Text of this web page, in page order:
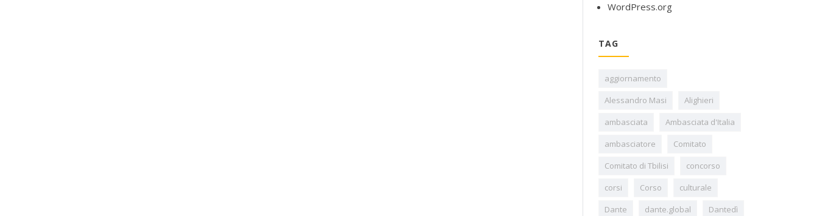
WordPress.org
TAG
aggiornamento
Alessandro Masi
Alighieri
ambasciata
Ambasciata d'Italia
ambasciatore
Comitato
Comitato di Tbilisi
concorso
corsi
Corso
culturale
Dante
dante.global
Dantedì